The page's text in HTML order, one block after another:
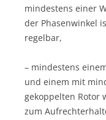
mindestens einer
der Phasenwinkel
regelbar,
– mindestens
und einem mit
gekoppelten Rotor
zum